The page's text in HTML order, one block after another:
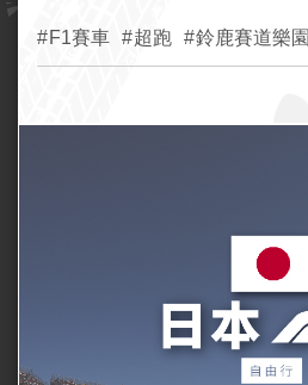
F1賽車 超跑 鈴鹿賽道樂園